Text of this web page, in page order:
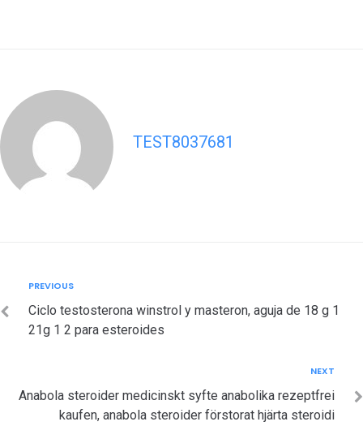
TEST8037681
navigation
Previous
PREVIOUS
Ciclo testosterona winstrol y masteron, aguja de 18 g 1
21g 1 2 para esteroides
NEXT
Anabola steroider medicinskt syfte anabolika rezeptfrei
kaufen, anabola steroider förstorat hjärta steroidi